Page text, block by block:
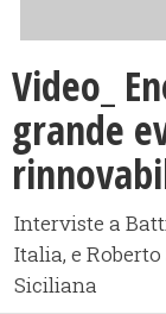
Video_
grande
Interviste a
Italia, e
Siciliana